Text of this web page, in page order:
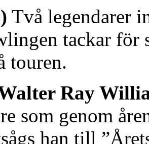
Två legendarer
tackar för
touren.
Ray
som genom
han till